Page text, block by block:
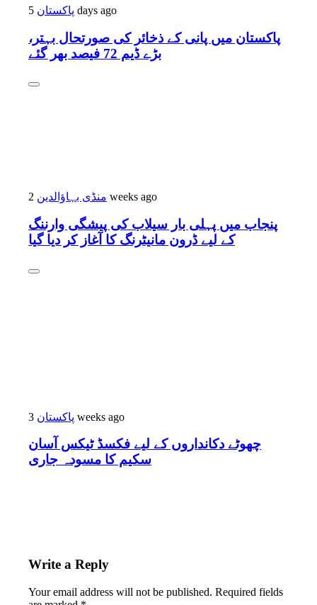
پاکستان 5 days ago
پاکستان میں پانی کے ذخائر کی صورتحال بہتر،
بڑے ڈیم 72 فیصد بھر گئے
منڈی بہاؤالدین 2 weeks ago
پنجاب میں پہلی بار سیلاب کی پیشگی وارننگ
کے لیے ڈرون مانیٹرنگ کا آغاز کر دیا گیا
پاکستان 3 weeks ago
چھوٹے دکانداروں کے لیے فکسڈ ٹیکس آسان
سکیم کا مسودہ جاری
Write a Reply
Your email address will not be published. Required fields